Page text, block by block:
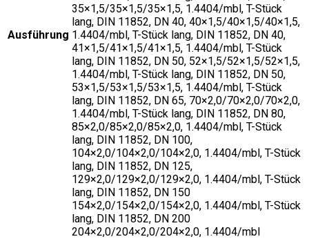
Ausführung
35×1,5/35×1,5/35×1,5, 1.4404/mbl, T-Stück
lang, DIN 11852, DN 40, 40×1,5/40×1,5/40×1,5,
1.4404/mbl, T-Stück lang, DIN 11852, DN 40,
41×1,5/41×1,5/41×1,5, 1.4404/mbl, T-Stück
lang, DIN 11852, DN 50, 52×1,5/52×1,5/52×1,5,
1.4404/mbl, T-Stück lang, DIN 11852, DN 50,
53×1,5/53×1,5/53×1,5, 1.4404/mbl, T-Stück
lang, DIN 11852, DN 65, 70×2,0/70×2,0/70×2,0,
1.4404/mbl, T-Stück lang, DIN 11852, DN 80,
85×2,0/85×2,0/85×2,0, 1.4404/mbl, T-Stück
lang, DIN 11852, DN 100,
104×2,0/104×2,0/104×2,0, 1.4404/mbl, T-Stück
lang, DIN 11852, DN 125,
129×2,0/129×2,0/129×2,0, 1.4404/mbl, T-Stück
lang, DIN 11852, DN 150
154×2,0/154×2,0/154×2,0, 1.4404/mbl, T-Stück
lang, DIN 11852, DN 200
204×2,0/204×2,0/204×2,0, 1.4404/mbl